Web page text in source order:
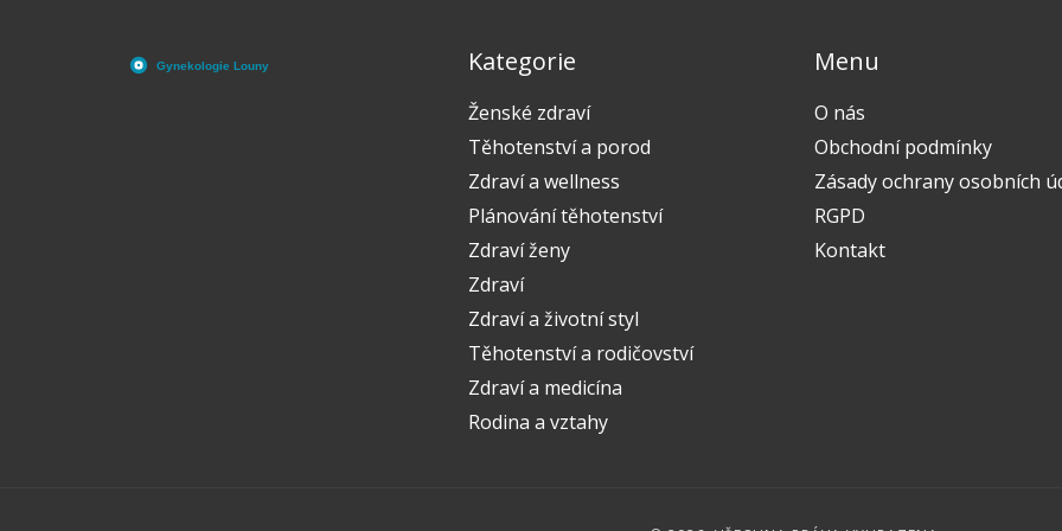
Kategorie
Ženské zdraví
Těhotenství a porod
Zdraví a wellness
Plánování těhotenství
Zdraví ženy
Zdraví
Zdraví a životní styl
Těhotenství a rodičovství
Zdraví a medicína
Rodina a vztahy
Menu
O nás
Obchodní podmínky
Zásady ochrany osobních
RGPD
Kontakt